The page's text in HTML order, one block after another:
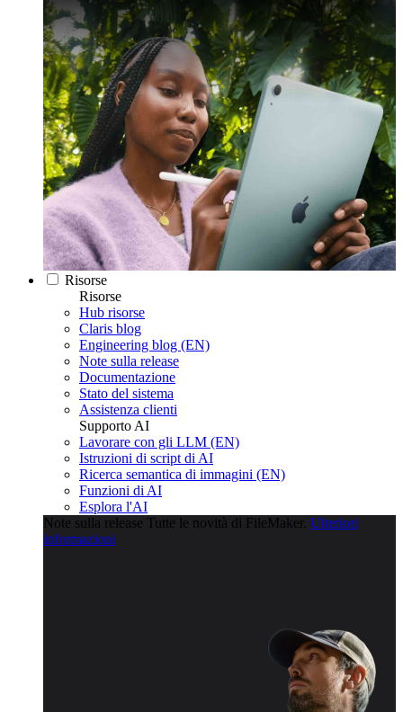
Risorse
Risorse
Hub risorse
Claris blog
Engineering blog (EN)
Note sulla release
Documentazione
Stato del sistema
Assistenza clienti
Supporto AI
Lavorare con gli LLM (EN)
Istruzioni di script di AI
Ricerca semantica di immagini (EN)
Funzioni di AI
Esplora l'AI
Note sulla release Tutte le novità di FileMaker. Ulteriori
informazioni